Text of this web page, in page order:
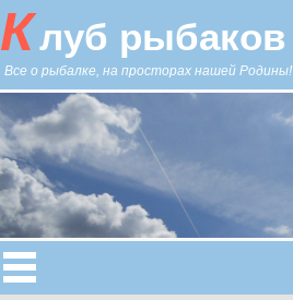
Клуб рыбаков
Все о рыбалке, на просторах нашей Родины!